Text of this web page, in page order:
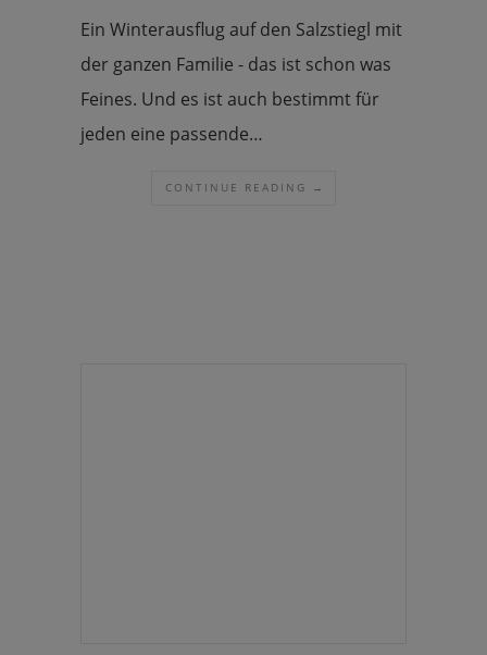
Ein Winterausflug auf den Salzstiegl mit
der ganzen Familie - das ist schon was
Feines. Und es ist auch bestimmt für
jeden eine passende…
CONTINUE READING →